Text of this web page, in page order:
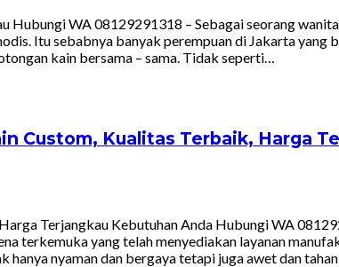
WA 08129291318 – Sebagai seorang
Itu sebabnya banyak perempuan di Jakarta yang
kain bersama – sama. Tidak seperti…
Custom, Kualitas Terbaik, Harga
Terjangkau Kebutuhan Anda Hubungi WA
terkemuka yang telah menyediakan layanan
nyaman dan bergaya tetapi juga awet dan tahan